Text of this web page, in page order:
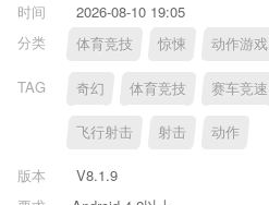
时间
2026-08-10 19:05
分类
体育竞技 惊悚 动作游戏
TAG 奇幻 体育竞技 赛车竞速
飞行射击 射击 动作
版本
V8.1.9